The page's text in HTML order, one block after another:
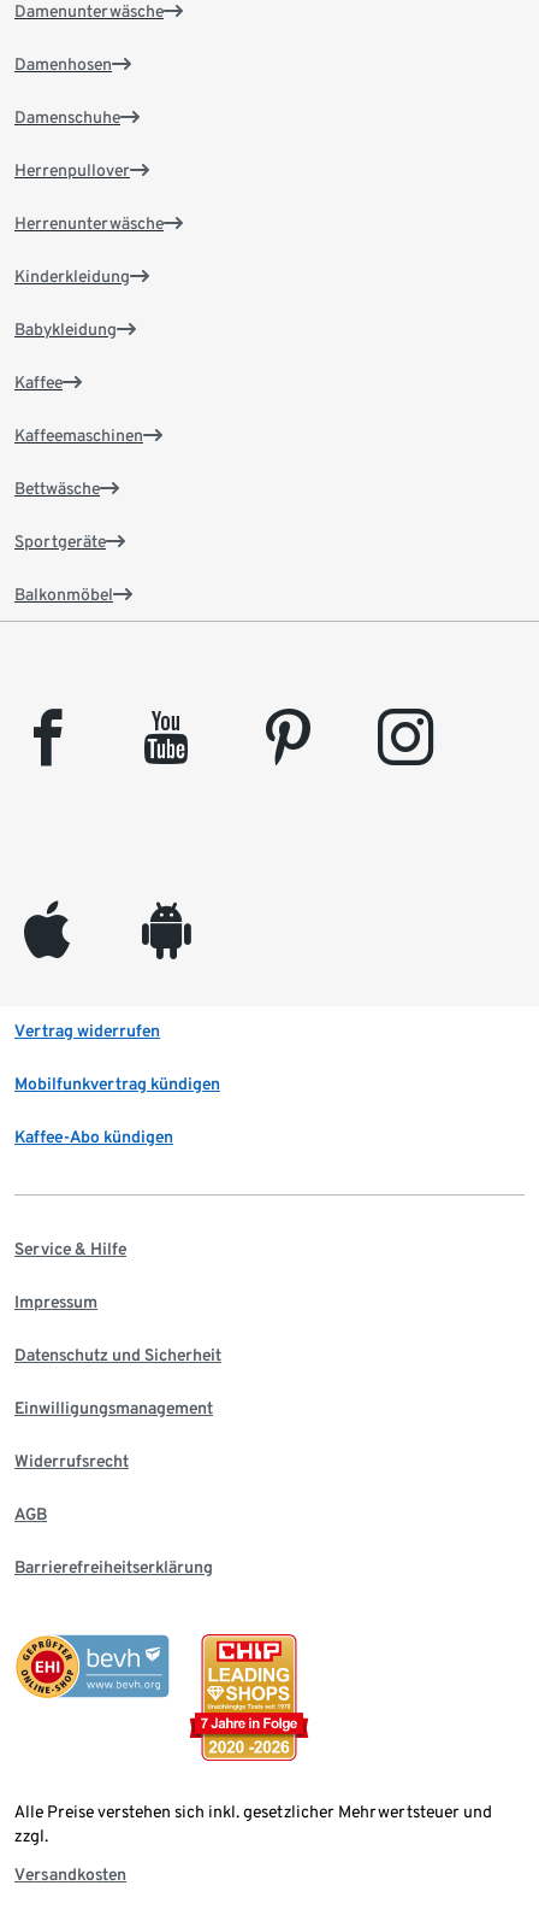
Damenunterwäsche
Damenhosen
Damenschuhe
Herrenpullover
Herrenunterwäsche
Kinderkleidung
Babykleidung
Kaffee
Kaffeemaschinen
Bettwäsche
Sportgeräte
Balkonmöbel
facebook youtube pinterest instagram
appleinc android
Vertrag widerrufen
Mobilfunkvertrag kündigen
Kaffee-Abo kündigen
Service & Hilfe
Impressum
Datenschutz und Sicherheit
Einwilligungsmanagement
Widerrufsrecht
AGB
Barrierefreiheitserklärung
Alle Preise verstehen sich inkl. gesetzlicher Mehrwertsteuer und
zzgl.
Versandkosten